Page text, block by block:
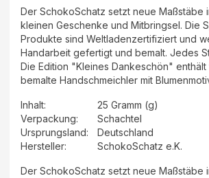
Der SchokoSchatz setzt neue Maßstäbe
kleinen Geschenke und Mitbringsel. Die
Produkte sind Weltladenzertifiziert und
Handarbeit gefertigt und bemalt. Jedes
Die Edition "Kleines Dankeschön"
bemalte Handschmeichler mit
Inhalt:
25 Gramm (g)
Verpackung:
Schachtel
Ursprungsland:
Deutschland
Hersteller: SchokoSchatz e.K.
Der SchokoSchatz setzt neue Maßstäbe